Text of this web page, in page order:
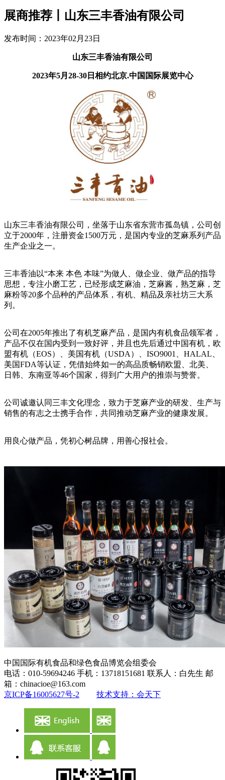
展商推荐丨山东三丰香油有限公司
发布时间：2023年02月23日
山东三丰香油有限公司
2023年5月28-30日相约北京.中国国际展览中心
山东三丰香油有限公司，坐落于山东省东营市孤岛镇，公司创
立于2000年，注册资金1500万元，是国内专业的芝麻系列产品
生产企业之一。
三丰香油以“本来 本色 本味”为做人、做企业、做产品的指导
思想，专注小磨工艺，已经形成芝麻油，芝麻酱，熟芝麻，芝
麻粉等20多个品种的产品体系，有机、精品及亲社坊三大系
列。
公司在2005年推出了有机芝麻产品，是国内有机食品领军者，
产品不仅在国内受到一致好评，并且也先后通过中国有机，欧
盟有机（EOS）、美国有机（USDA）、ISO9001、HALAL、
美国FDA等认证，凭借始终如一的高品质畅销欧盟、北美、
日韩、东南亚等46个国家，得到广大用户的推崇与赞誉。
公司诚邀认同三丰文化理念，致力于芝麻产业的研发、生产与
销售的有志之士携手合作，共同推动芝麻产业的健康发展。
用良心做产品，凭初心树品牌，用善心报社会。
中国国际有机食品和绿色食品博览会组委会
电话：010-59694246 手机：13718151681 联系人：白先生 邮
箱：chinacioe@163.com
京ICP备16005627号-2
技术支持：会天下